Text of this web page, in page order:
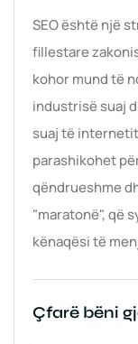
SEO është një
fillestare
kohor mund të
industrisë suaj
suaj të
parashikohet
qëndrueshme
"maratonë", që
kënaqësi të
Çfarë bëni